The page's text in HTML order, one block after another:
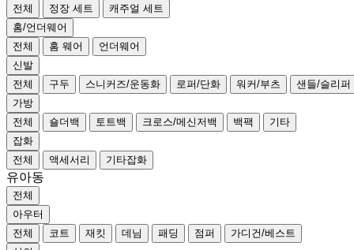
전체
정장 세트
캐주얼 세트
홈/언더웨어
전체
홈 웨어
언더웨어
신발
전체
구두 스니커즈/운동화 로퍼/단화 워커/부츠
샌들/슬리퍼
가방
전체
숄더백 토트백 크로스/메신저백 백팩
기타
잡화
전체
액세서리 기타잡화
유아동
전체
아우터
전체
코트 재킷 데님 패딩 점퍼
가디건/베스트